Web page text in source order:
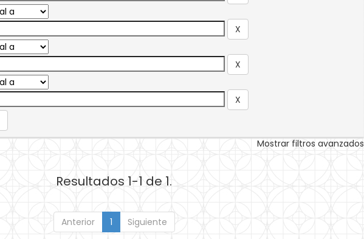
Mostrar filtros avanzados
Resultados 1-1 de 1.
Anterior 1 Siguiente